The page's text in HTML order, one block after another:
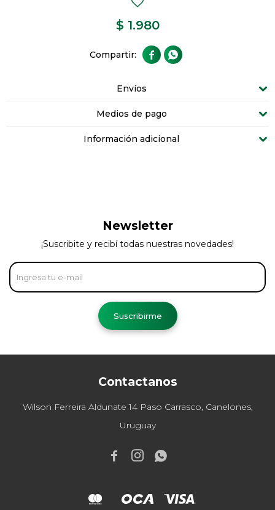
$ 1.980
 
Envíos
Medios de pago
Información adicional
Contactanos
Wilson Ferreira Aldunate 14 Paso Carrasco, Canelones,
Uruguay
  
Newsletter
¡Suscribite y recibí todas nuestras novedades!
Suscribirme